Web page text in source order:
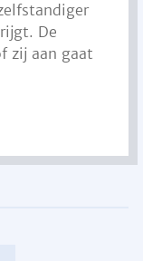
De
zij aan gaat